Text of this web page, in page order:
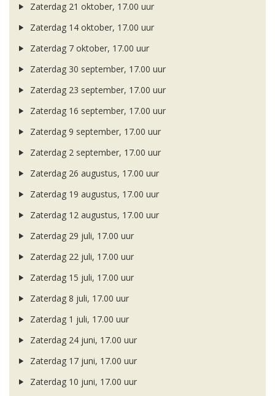
Zaterdag 21 oktober, 17.00 uur
Zaterdag 14 oktober, 17.00 uur
Zaterdag 7 oktober, 17.00 uur
Zaterdag 30 september, 17.00 uur
Zaterdag 23 september, 17.00 uur
Zaterdag 16 september, 17.00 uur
Zaterdag 9 september, 17.00 uur
Zaterdag 2 september, 17.00 uur
Zaterdag 26 augustus, 17.00 uur
Zaterdag 19 augustus, 17.00 uur
Zaterdag 12 augustus, 17.00 uur
Zaterdag 29 juli, 17.00 uur
Zaterdag 22 juli, 17.00 uur
Zaterdag 15 juli, 17.00 uur
Zaterdag 8 juli, 17.00 uur
Zaterdag 1 juli, 17.00 uur
Zaterdag 24 juni, 17.00 uur
Zaterdag 17 juni, 17.00 uur
Zaterdag 10 juni, 17.00 uur